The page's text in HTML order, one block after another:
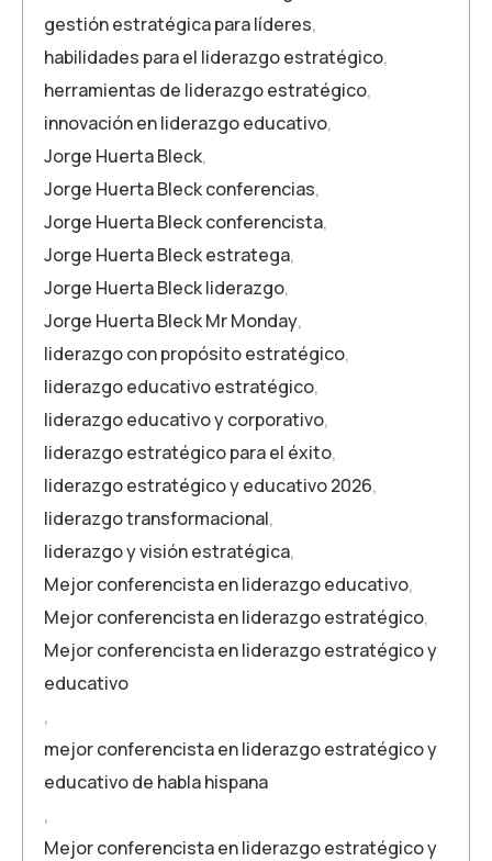
gestión estratégica para líderes,
habilidades para el liderazgo estratégico,
herramientas de liderazgo estratégico,
innovación en liderazgo educativo,
Jorge Huerta Bleck,
Jorge Huerta Bleck conferencias,
Jorge Huerta Bleck conferencista,
Jorge Huerta Bleck estratega,
Jorge Huerta Bleck liderazgo,
Jorge Huerta Bleck Mr Monday,
liderazgo con propósito estratégico,
liderazgo educativo estratégico,
liderazgo educativo y corporativo,
liderazgo estratégico para el éxito,
liderazgo estratégico y educativo 2026,
liderazgo transformacional,
liderazgo y visión estratégica,
Mejor conferencista en liderazgo educativo,
Mejor conferencista en liderazgo estratégico,
Mejor conferencista en liderazgo estratégico y
educativo
,
mejor conferencista en liderazgo estratégico y
educativo de habla hispana
,
Mejor conferencista en liderazgo estratégico y